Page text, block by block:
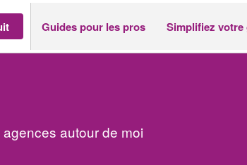
Guides pour les pros Simplifiez votre
autour de moi